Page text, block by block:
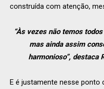
construída com atenção,
“Às vezes não temos
mas ainda assim
harmonioso”, destaca
E é justamente nesse ponto